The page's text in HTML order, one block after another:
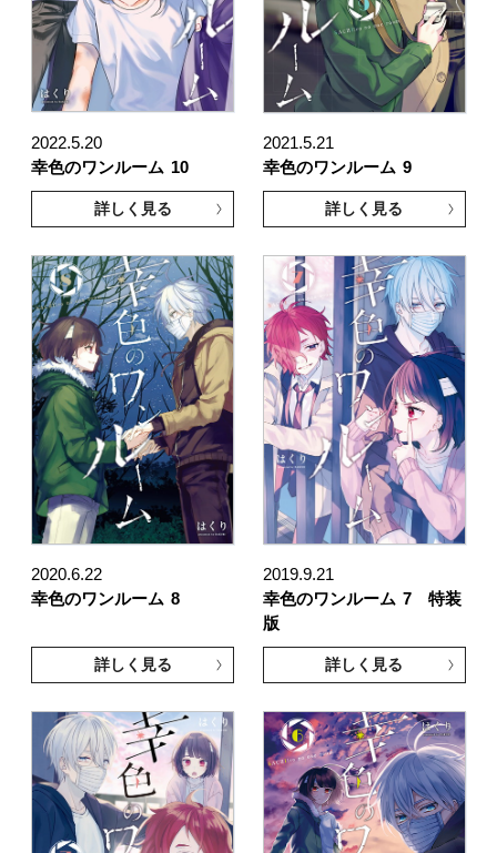
2022.5.20
幸色のワンルーム 10
詳しく見る
2021.5.21
幸色のワンルーム 9
詳しく見る
2020.6.22
幸色のワンルーム 8
詳しく見る
2019.9.21
幸色のワンルーム 7 特装
版
詳しく見る